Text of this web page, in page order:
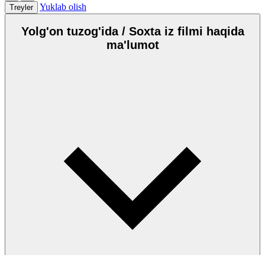
Treyler
Yuklab olish
Yolg'on tuzog'ida / Soxta iz filmi haqida
ma'lumot